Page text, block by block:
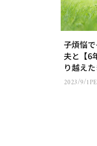
子煩悩
夫と【6
り越え
2023/9/1